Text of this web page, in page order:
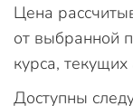
Цена
от выбранной
курса,
Доступны